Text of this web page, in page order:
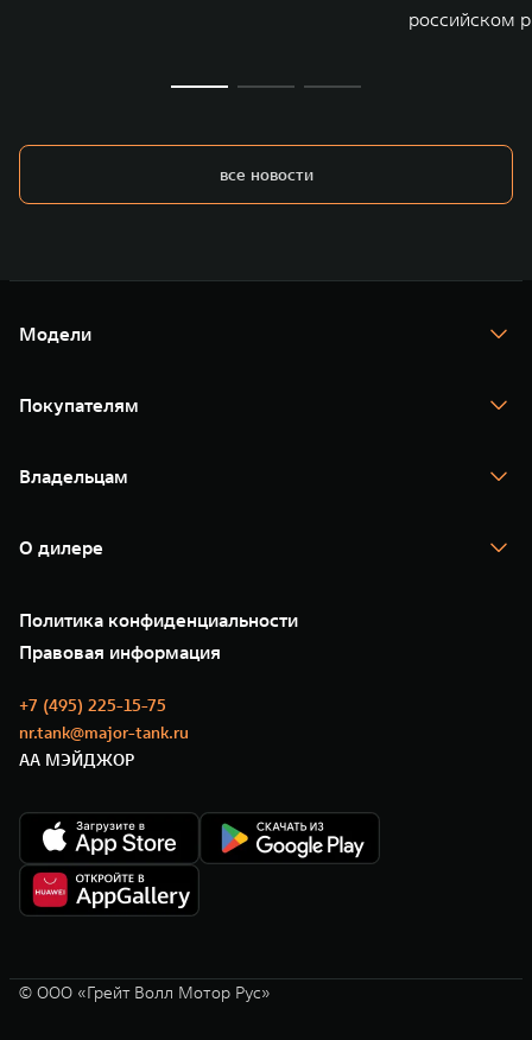
российском
все новости
Модели
TANK 400
TANK 500
Покупателям
Тест-драйв
TANK Финансы
Корпоративным клиентам
Зарядные станции
Владельцам
Помощь на дороге
Новые цифровые сервисы TANK
Сервис
Нулевое ТО
Моторные масла
О дилере
35 лет GWM
GWM ТЕХ ДЕНЬ
Новости
Политика конфиденциальности
Правовая информация
+7 (495) 225-15-75
nr.tank@major-tank.ru
АА МЭЙДЖОР
© ООО «Грейт Волл Мотор Рус»